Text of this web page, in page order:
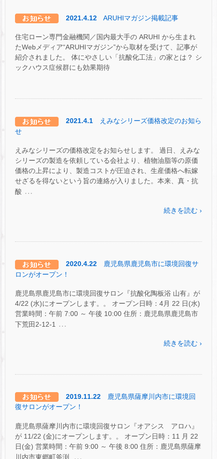
2021.4.12 ARUHIマガジン掲載記事
住宅ローン専門金融機関／国内最大手の ARUHI から生まれ
たWebメディア“ARUHIマガジン”から取材を受けて、記事が
紹介されました。 体にやさしい「抗酸化工法」の家とは？ シ
ックハウス症候群にも効果期待
2021.4.1 えみなシリーズ価格改定のお知ら
せ
えみなシリーズの価格改定をお知らせします。 過日、えみな
シリーズの製造を依頼している会社より、植物油脂等の原価
価格の上昇により、製造コストが圧迫され、生産価格へ転嫁
せざるを得ないという旨の連絡が入りました。本来、真・抗
酸 …
続きを読む ›
2020.4.22 鹿児島県鹿児島市に環境回復サ
ロンがオープン！
鹿児島県鹿児島市に環境回復サロン『抗酸化陶板浴 山有』が
4/22 (水)にオープンします。。 オープン日時：4月 22 日(水)
営業時間：午前 7:00 ～ 午後 10:00 住所：鹿児島県鹿児島市
下荒田2-12-1
…
続きを読む ›
2019.11.22 鹿児島県薩摩川内市に環境回
復サロンがオープン！
鹿児島県薩摩川内市に環境回復サロン『オアシス アロハ』
が 11/22 (金)にオープンします。。 オープン日時：11 月 22
日(金) 営業時間：午前 9:00 ～ 午後 8:00 住所：鹿児島県薩摩
川内市東郷町斧渕
…